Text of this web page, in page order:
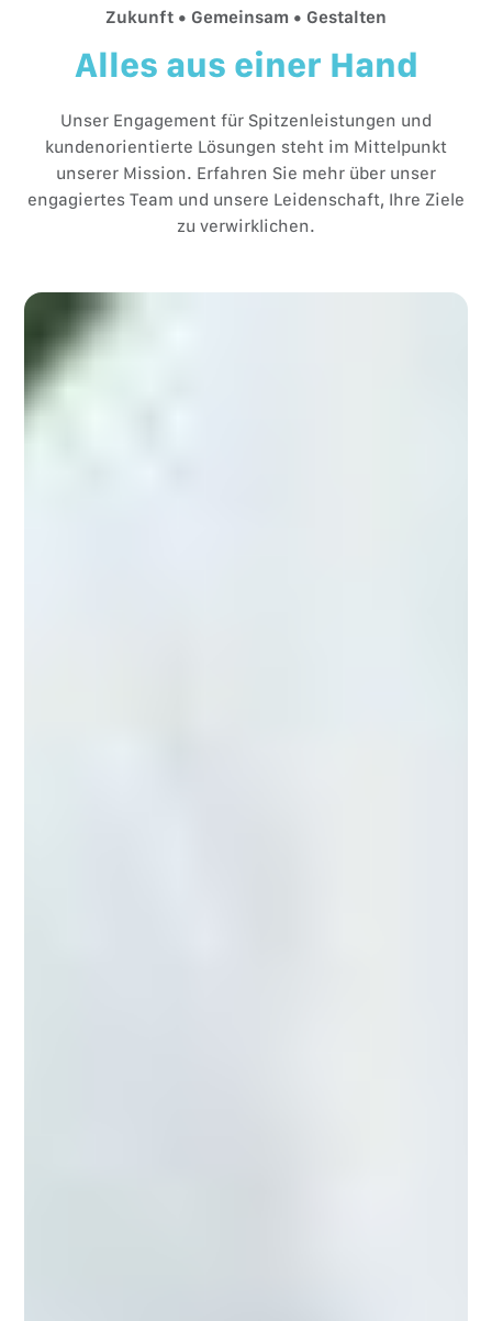
Zukunft • Gemeinsam • Gestalten
Alles aus einer Hand
Unser Engagement für Spitzenleistungen und
kundenorientierte Lösungen steht im Mittelpunkt
unserer Mission. Erfahren Sie mehr über unser
engagiertes Team und unsere Leidenschaft, Ihre Ziele
zu verwirklichen.